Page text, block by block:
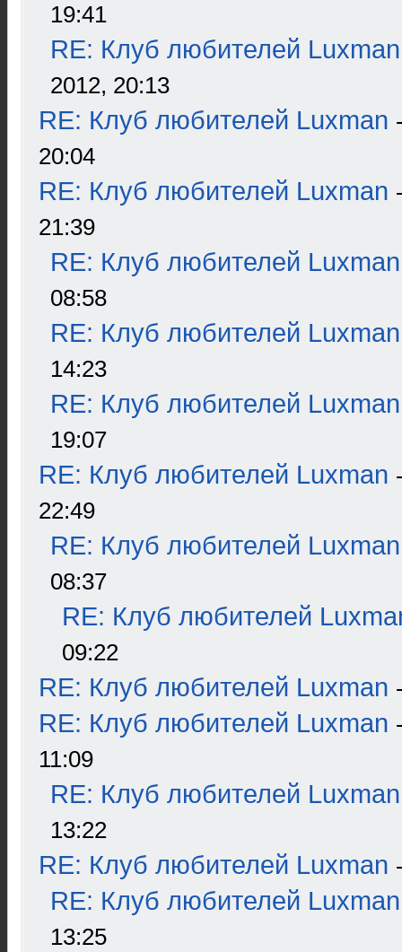
19:41
RE: Клуб любителей Luxman
2012, 20:13
RE: Клуб любителей Luxman
20:04
RE: Клуб любителей Luxman
21:39
RE: Клуб любителей Luxman
08:58
RE: Клуб любителей Luxman
14:23
RE: Клуб любителей Luxman
19:07
RE: Клуб любителей Luxman
22:49
RE: Клуб любителей Luxman
08:37
RE: Клуб любителей
09:22
RE: Клуб любителей Luxman
RE: Клуб любителей Luxman
11:09
RE: Клуб любителей Luxman
13:22
RE: Клуб любителей Luxman
RE: Клуб любителей Luxman
13:25